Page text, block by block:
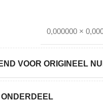
0,000000 ×
VOOR ORIGINEEL